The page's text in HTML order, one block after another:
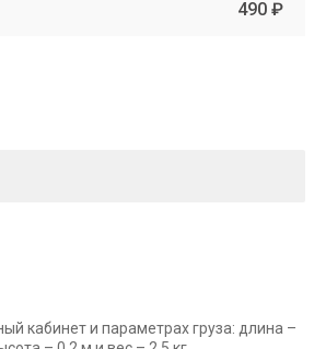
490 ₽
кабинет и параметрах груза: длина –